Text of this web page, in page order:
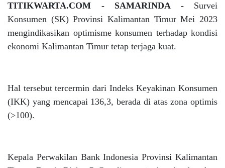
TITIKWARTA.COM - SAMARINDA - Survei
Konsumen (SK) Provinsi Kalimantan Timur Mei 2023
mengindikasikan optimisme konsumen terhadap kondisi
ekonomi Kalimantan Timur tetap terjaga kuat.
Hal tersebut tercermin dari Indeks Keyakinan Konsumen
(IKK) yang mencapai 136,3, berada di atas zona optimis
(>100).
Kepala Perwakilan Bank Indonesia Provinsi Kalimantan